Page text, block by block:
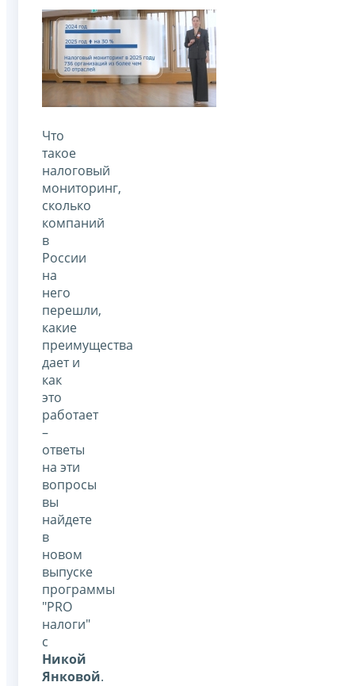
Что
такое
налоговый
мониторинг,
сколько
компаний
в
России
на
него
перешли,
какие
преимущества
дает и
как
это
работает
–
ответы
на эти
вопросы
вы
найдете
в
новом
выпуске
программы
"PRO
налоги"
с
Никой
Янковой.